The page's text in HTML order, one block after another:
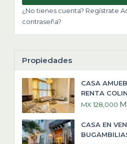
¿No tienes cuenta? Regístrate
contraseña?
Propiedades
CASA
RENTA
MX 128,000
CASA EN